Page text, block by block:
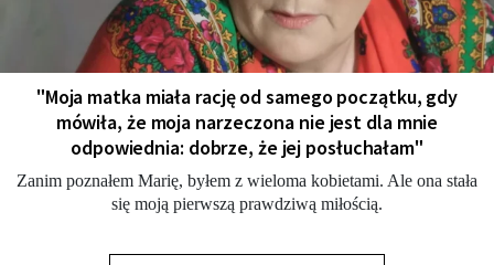
"Moja matka miała rację od samego początku, gdy
mówiła, że moja narzeczona nie jest dla mnie
odpowiednia: dobrze, że jej posłuchałam"
Zanim poznałem Marię, byłem z wieloma kobietami. Ale ona stała
się moją pierwszą prawdziwą miłością.